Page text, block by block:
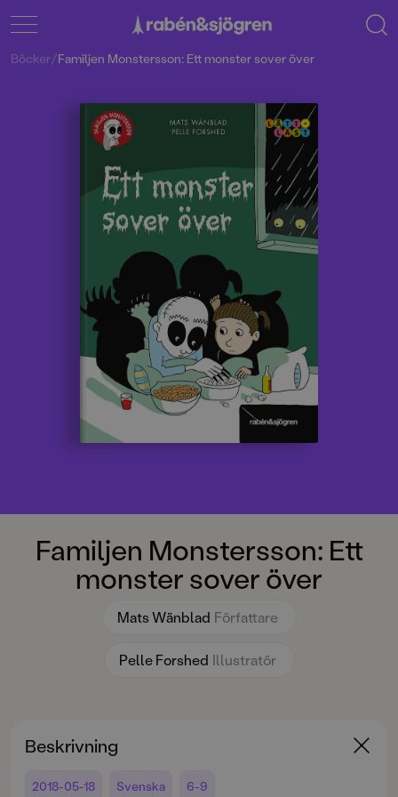
Familjen Monstersson: Ett
monster sover över
Mats Wänblad Författare
Pelle Forshed Illustratör
Böcker/Familjen Monstersson: Ett monster sover över
Beskrivning
2018-05-18 Svenska 6-9